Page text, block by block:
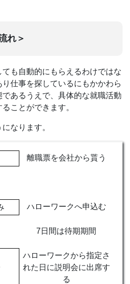
れ＞
も自動的にもらえるわけではな
仕事を探しているにもかかわら
あるうえで、具体的な就職活動
ことができます。
なります。
離職票を会社から貰う
ハローワークへ申込む
7日間は待期期間
ハローワークから指定さ
れた日に説明会に出席す
る